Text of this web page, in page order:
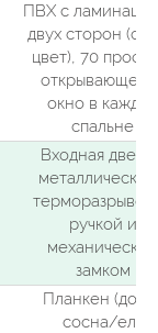
ПВХ с
двух сторон
цвет), 70
окно в каждой
спальне
Входная дверь
металлическая
ручкой и
механическим
замком
Планкен
сосна/ель